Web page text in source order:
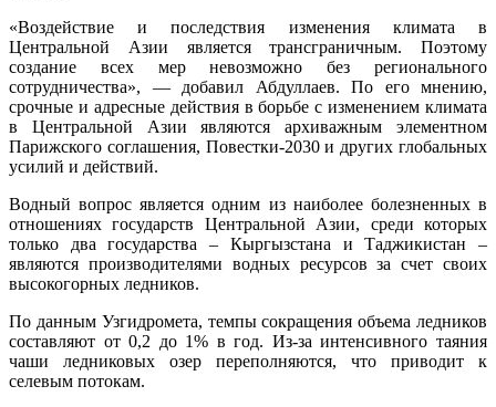
«Воздействие и последствия изменения климата в
Центральной Азии является трансграничным. Поэтому
создание всех мер невозможно без регионального
сотрудничества», — добавил Абдуллаев. По его мнению,
срочные и адресные действия в борьбе с изменением климата
в Центральной Азии являются архиважным элементном
Парижского соглашения, Повестки-2030 и других глобальных
усилий и действий.
Водный вопрос является одним из наиболее болезненных в
отношениях государств Центральной Азии, среди которых
только два государства – Кыргызстана и Таджикистан –
являются производителями водных ресурсов за счет своих
высокогорных ледников.
По данным Узгидромета, темпы сокращения объема ледников
составляют от 0,2 до 1% в год. Из-за интенсивного таяния
чаши ледниковых озер переполняются, что приводит к
селевым потокам.